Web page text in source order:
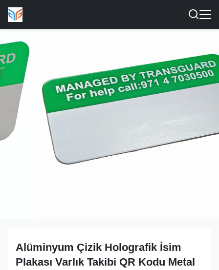
Alüminyum Çizik Holografik İsim
Plakası Varlık Takibi QR Kodu Metal